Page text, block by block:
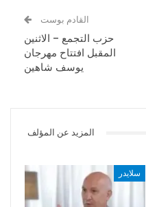
القادم بوست
حزب التجمع – الاثنين
المقبل افتتاح مهرجان
يوسف شاهين
المزيد عن المؤلف
سلايدر